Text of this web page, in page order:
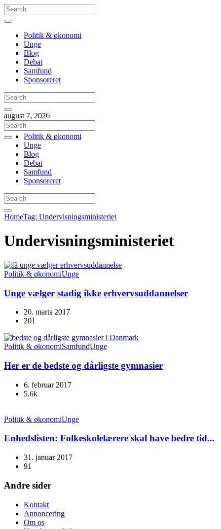
Politik & økonomi
Unge
Blog
Debat
Samfund
Sponsoreret
august 7, 2026
Politik & økonomi
Unge
Blog
Debat
Samfund
Sponsoreret
HomeTag: Undervisningsministeriet
Undervisningsministeriet
Politik & økonomiUnge
Unge vælger stadig ikke erhvervsuddannelser
20. marts 2017
201
Politik & økonomiSamfundUnge
Her er de bedste og dårligste gymnasier
6. februar 2017
5.6k
Politik & økonomiUnge
Enhedslisten: Folkeskolelærere skal have bedre tid...
31. januar 2017
91
Andre sider
Kontakt
Annoncering
Om os